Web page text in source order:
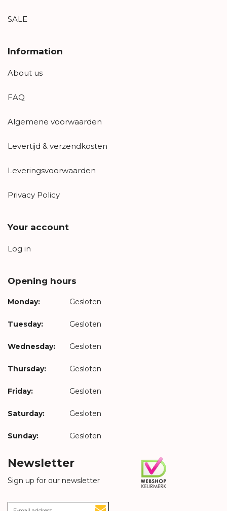
SALE
Information
About us
FAQ
Algemene voorwaarden
Levertijd & verzendkosten
Leveringsvoorwaarden
Privacy Policy
Your account
Log in
Opening hours
Monday: Gesloten
Tuesday: Gesloten
Wednesday: Gesloten
Thursday: Gesloten
Friday: Gesloten
Saturday: Gesloten
Sunday: Gesloten
Newsletter
Sign up for our newsletter